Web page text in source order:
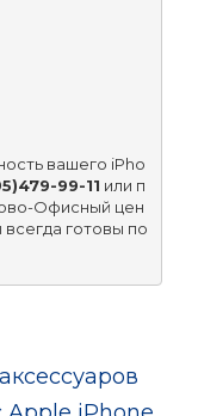
вашего iPho
99-11 или п
Офисный цен
готовы по